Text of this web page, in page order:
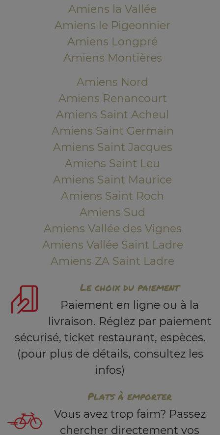
Amiens la Vallée
Amiens le Pigeonnier
Amiens Longpré
Amiens Montières
Amiens Nord
Amiens Renancourt
Amiens Saint Acheul
Amiens Saint Germain
Amiens Saint Jacques
Amiens Saint Leu
Amiens Saint Maurice
Amiens Saint Roch
Amiens Sud
Amiens Vallée des Vignes
Amiens Vallée Saint Ladre
Amiens ZA Saint Ladre
Le choix du paiement
Paiement en ligne ou à la
livraison. Réglez par paiement
sécurisé, ticket restaurant, espèces.
(pour plus de détails, consultez les
infos)
Plats à emporter
Vous avez trop faim? Passez
chercher directement vos